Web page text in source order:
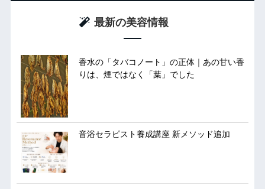
最新の美容情報
香水の「タバコノート」の正体｜あの甘い香
りは、煙ではなく「葉」でした
音浴セラピスト養成講座 新メソッド追加